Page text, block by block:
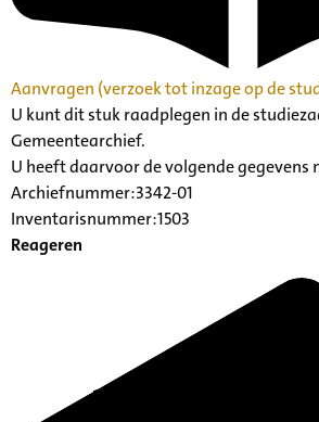
Aanvragen (verzoek tot inzage op de
U kunt dit stuk raadplegen in de
Gemeentearchief.
U heeft daarvoor de volgende gegevens
Archiefnummer:3342-01
Inventarisnummer:1503
Reageren